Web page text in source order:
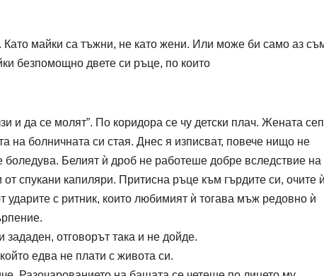
майки са тъжни, не като жени. Или може би само аз
безпомощно двете си ръце, по които
и да се молят”. По коридора се чу детски плач. Жената
на болничната си стая. Днес я изписват, повече нищо не
Белият ѝ дроб не работеше добре вследствие на
спукани капиляри. Притисна ръце към гърдите си, очите
ударите с ритник, които любимият ѝ тогава мъж редовно ѝ
отговорът така и не дойде.
едва не плати с живота си.